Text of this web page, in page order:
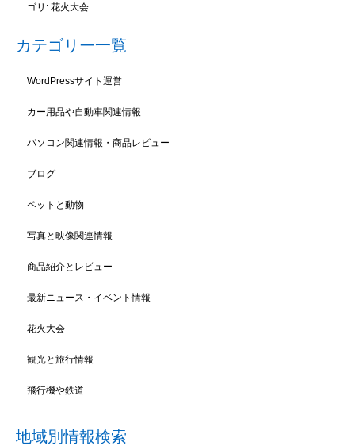
ゴリ: 花火大会
カテゴリー一覧
WordPressサイト運営
カー用品や自動車関連情報
パソコン関連情報・商品レビュー
ブログ
ペットと動物
写真と映像関連情報
商品紹介とレビュー
最新ニュース・イベント情報
花火大会
観光と旅行情報
飛行機や鉄道
地域別情報検索